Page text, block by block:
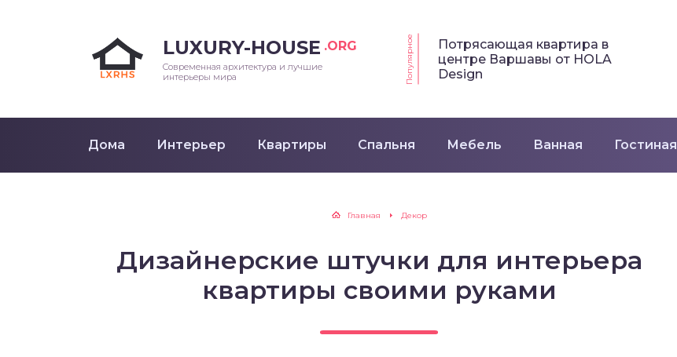
LUXURY-HOUSE .ORG
Современная архитектура и лучшие
интерьеры мира
Популярное
Потрясающая квартира в
центре Варшавы от HOLA
Design
Дома Интерьер Квартиры Спальня Мебель Ванная Гостиная
Главная Декор
Дизайнерские штучки для интерьера
квартиры своими руками